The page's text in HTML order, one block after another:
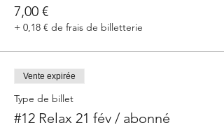
7,00 €
+ 0,18 € de frais de billetterie
Vente expirée
Type de billet
#12 Relax 21 fév / abonné